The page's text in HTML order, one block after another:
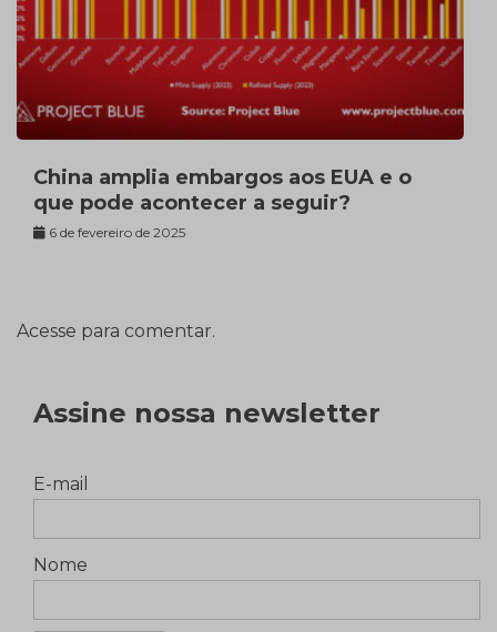
China amplia embargos aos EUA e o
que pode acontecer a seguir?
6 de fevereiro de 2025
Acesse para comentar.
Assine nossa newsletter
E-mail
Nome